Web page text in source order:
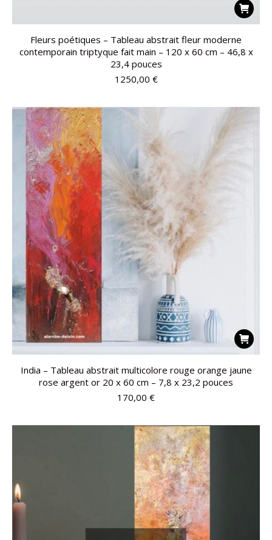
Fleurs poétiques – Tableau abstrait fleur moderne
contemporain triptyque fait main – 120 x 60 cm – 46,8 x
23,4 pouces
1250,00 €
India – Tableau abstrait multicolore rouge orange jaune
rose argent or 20 x 60 cm – 7,8 x 23,2 pouces
170,00 €